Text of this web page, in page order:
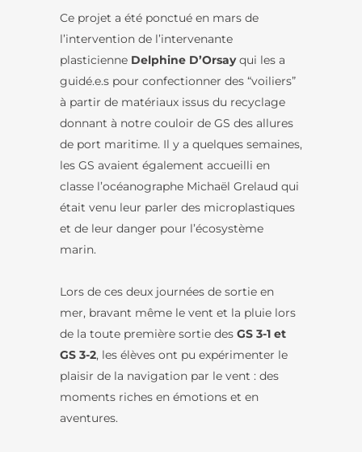
Ce projet a été ponctué en mars de
l’intervention de l’intervenante
plasticienne Delphine D’Orsayqui les a
guidé.e.s pour confectionner des “voiliers”
à partir de matériaux issus du recyclage
donnant à notre couloir de GS des allures
de port maritime. Il y a quelques semaines,
les GS avaient également accueilli en
classe l’océanographe Michaël Grelaud qui
était venu leur parler des microplastiques
et de leur danger pour l’écosystème
marin.
Lors de ces deux journées de sortie en
mer, bravant même le vent et la pluie lors
de la toute première sortie des GS 3-1 et
GS 3-2, les élèves ont pu expérimenter le
plaisir de la navigation par le vent : des
moments riches en émotions et en
aventures.